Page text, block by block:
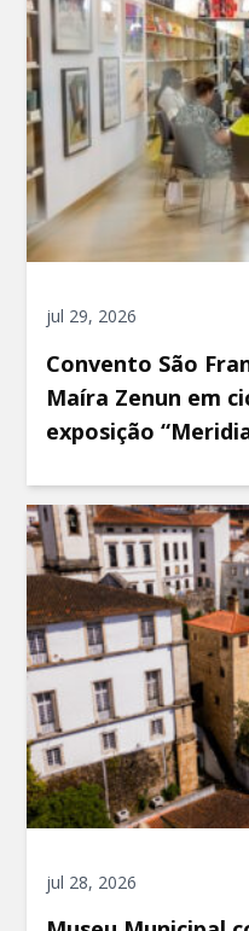
jul 29, 2026
Convento São
Maíra Zenun em
exposição
jul 28, 2026